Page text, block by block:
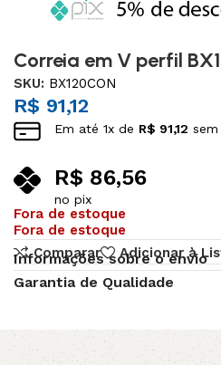
Correia em V perfil
SKU: BX120CON
R$ 91,12
Em até1x de R$ 91,12
R$ 86,56
no pix
Fora de estoque
Fora de estoque
Comparar
Adicionar à
Informações sobre o envio
Garantia de Qualidade